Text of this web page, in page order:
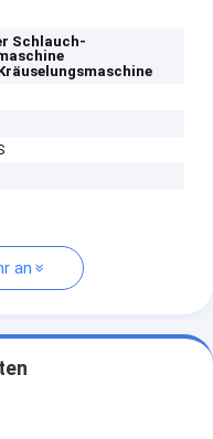
Schlauch-
an